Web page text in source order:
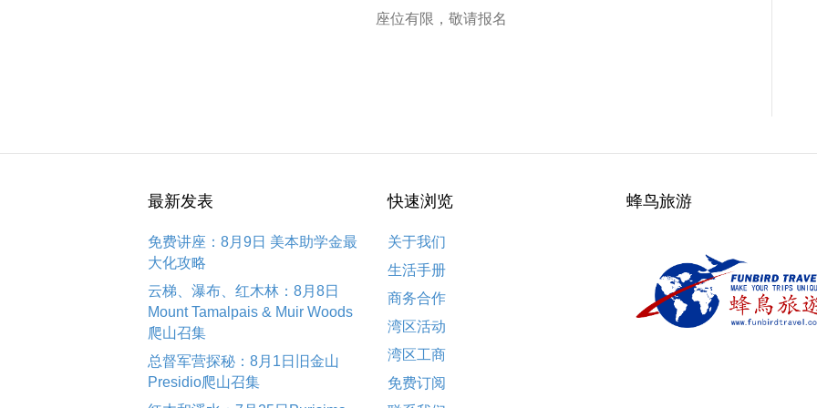
座位有限，敬请报名
最新发表
免费讲座：8月9日 美本助学金最
大化攻略
云梯、瀑布、红木林：8月8日
Mount Tamalpais & Muir Woods
爬山召集
总督军营探秘：8月1日旧金山
Presidio爬山召集
快速浏览
关于我们
生活手册
商务合作
湾区活动
湾区工商
免费订阅
蜂鸟旅游